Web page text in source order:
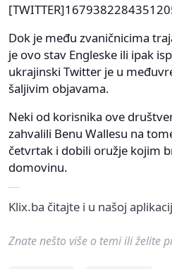
Dok je među zvaničnicima
je ovo stav Engleske ili ipak
ukrajinski Twitter je u
šaljivim objavama.
Neki od korisnika ove
zahvalili Benu Wallesu na
četvrtak i dobili oružje kojim
domovinu.
Klix.ba čitajte i u našoj
Znate nešto više o temi ili želite